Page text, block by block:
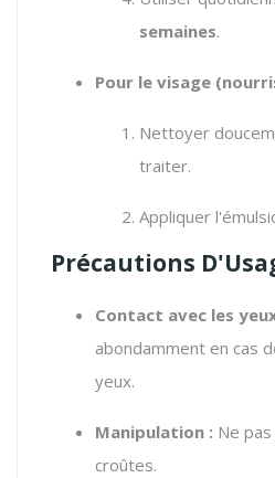
semaines.
Pour le visage
Nettoyer
traiter.
Appliquer
Précautions
Contact avec les
abondamment en cas
yeux.
Manipulation : Ne
croûtes.